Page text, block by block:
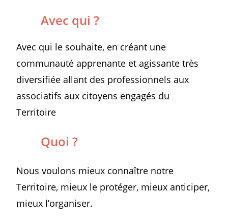
Avec qui ?
Avec qui le souhaite, en créant une
communauté apprenante et agissante très
diversifiée allant des professionnels aux
associatifs aux citoyens engagés du
Territoire
Quoi ?
Nous voulons mieux connaître notre
Territoire, mieux le protéger, mieux anticiper,
mieux l’organiser.